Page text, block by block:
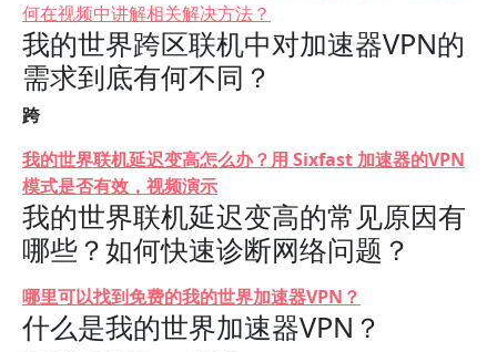
何在视频中讲解相关解决方法？
我的世界跨区联机中对加速器VPN的
需求到底有何不同？
跨
我的世界联机延迟变高怎么办？用 Sixfast 加速器的VPN
模式是否有效，视频演示
我的世界联机延迟变高的常见原因有
哪些？如何快速诊断网络问题？
哪里可以找到免费的我的世界加速器VPN？
什么是我的世界加速器VPN？